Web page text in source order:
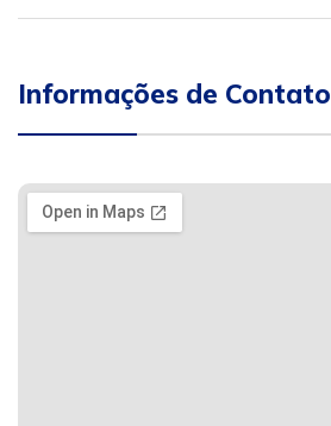
Informações de Contato